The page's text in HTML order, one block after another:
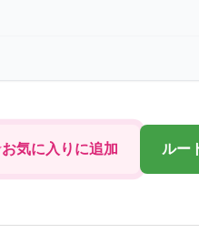
お気に入りに追加 ルー